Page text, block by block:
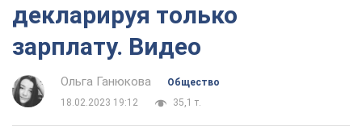
декларируя только
зарплату. Видео
Ольга Ганюкова
Общество
18.02.2023 19:12
35,1 т.